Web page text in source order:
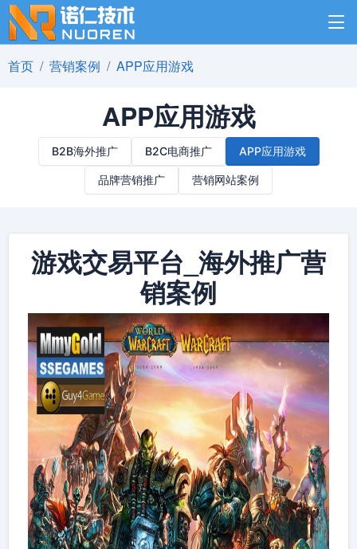
首页 营销案例 APP应用游戏
APP应用游戏
B2B海外推广 B2C电商推广 APP应用游戏
品牌营销推广 营销网站案例
游戏交易平台_海外推广营
销案例